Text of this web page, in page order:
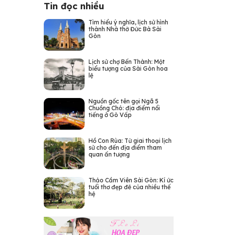
Tin đọc nhiều
Tìm hiểu ý nghĩa, lịch sử hình
thành Nhà thờ Đức Bà Sài
Gòn
Lịch sử chợ Bến Thành: Một
biểu tượng của Sài Gòn hoa
lệ
Nguồn gốc tên gọi Ngã 5
Chuồng Chó: địa điểm nổi
tiếng ở Gò Vấp
Hồ Con Rùa: Từ giai thoại lịch
sử cho đến địa điểm tham
quan ấn tượng
Thảo Cầm Viên Sài Gòn: Kí ức
tuổi thơ đẹp đẽ của nhiều thế
hệ